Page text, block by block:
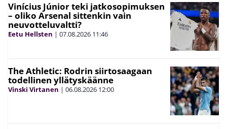
Vinícius Júnior teki jatkosopimuksen
– oliko Arsenal sittenkin vain
neuvotteluvaltti?
Eetu Hellsten | 07.08.2026 11:46
The Athletic: Rodrin siirtosaagaan
todellinen yllätyskäänne
Vinski Virtanen | 06.08.2026 12:00